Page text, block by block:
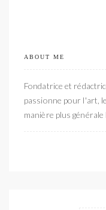
ABOUT ME
Fondatrice et
passionne pour l'art,
manière plus